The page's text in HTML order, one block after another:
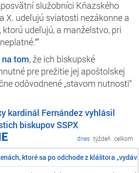
služobníci Kňazského
X. udeľujú sviatosti nezákonne a
udeľujú, a manželstvo, pri
tom, že ich biskupské
pre prežitie jej apoštolskej
odôvodnené „stavom nutnosti“
kardinál Fernández vyhlásil
biskupov SSPX
dnes týždeň celkom
ktoré sa po odchode z kláštora